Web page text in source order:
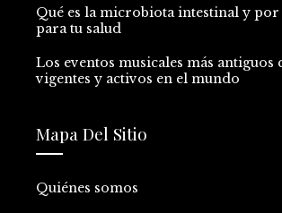
Qué es la microbiota intestinal y por
para tu salud
Los eventos musicales más antiguos
vigentes y activos en el mundo
Mapa Del Sitio
Quiénes somos